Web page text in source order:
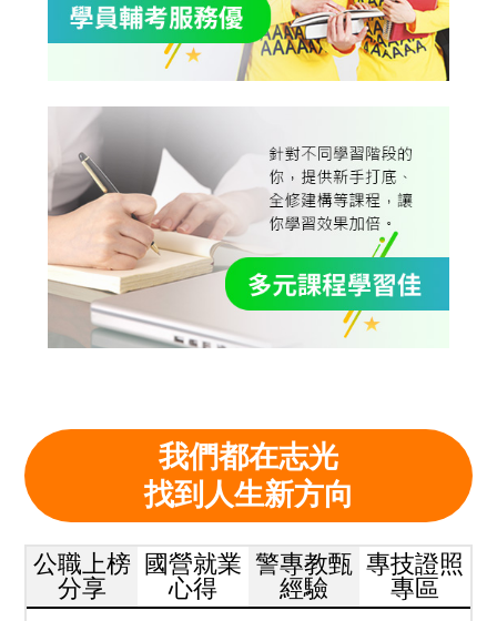
我們都在志光
找到人生新方向
公職上榜
分享
國營就業
心得
警專教甄
經驗
專技證照
專區